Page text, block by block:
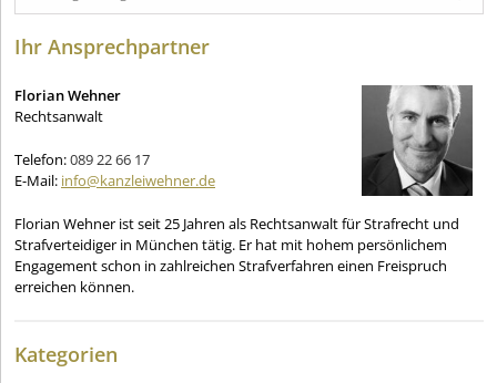
Ihr Ansprechpartner
Florian Wehner
Rechtsanwalt
Telefon:089 22 66 17
E-Mail: info@kanzleiwehner.de
Florian Wehner ist seit 25 Jahren als Rechtsanwalt für Strafrecht und
Strafverteidiger in München tätig. Er hat mit hohem persönlichem
Engagement schon in zahlreichen Strafverfahren einen Freispruch
erreichen können.
Kategorien